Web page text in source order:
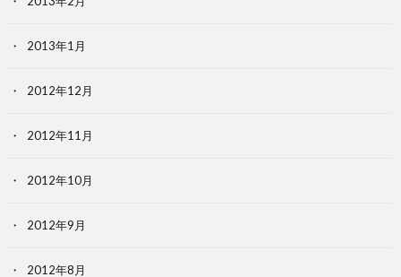
2013年1月
2012年12月
2012年11月
2012年10月
2012年9月
2012年8月